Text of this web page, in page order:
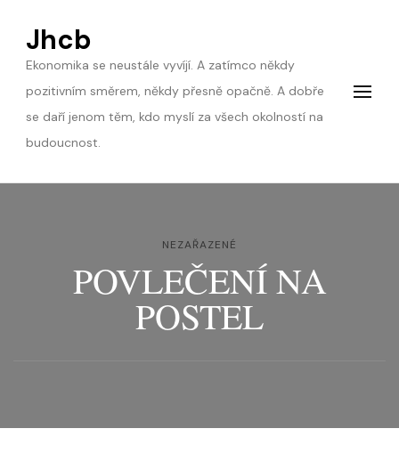
Jhcb
Ekonomika se neustále vyvíjí. A zatímco někdy
pozitivním směrem, někdy přesně opačně. A dobře
se daří jenom těm, kdo myslí za všech okolností na
budoucnost.
NEZAŘAZENÉ
POVLEČENÍ NA
POSTEL